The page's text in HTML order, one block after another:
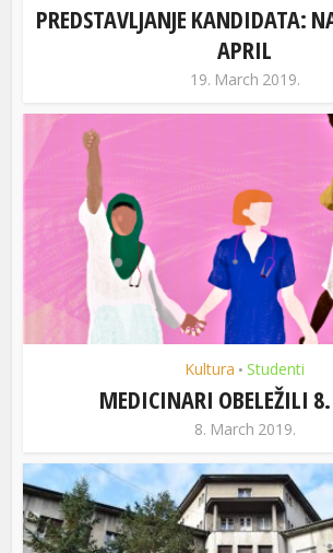
PREDSTAVLJANJE KANDIDATA:
APRIL
19. March 2019.
Kultura • Studenti
MEDICINARI OBELEŽILI
8. March 2019.